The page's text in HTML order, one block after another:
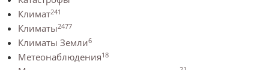
Климат241
Климаты2477
Климаты Земли6
Метеонаблюдения18